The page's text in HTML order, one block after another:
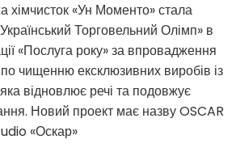
хімчисток «Ун Моменто» стала
Торговельний Олімп» в
«Послуга року» за впровадження
по чищенню ексклюзивних виробів із
відновлює речі та подовжує
Новий проект має назву OSCAR
«Оскар»